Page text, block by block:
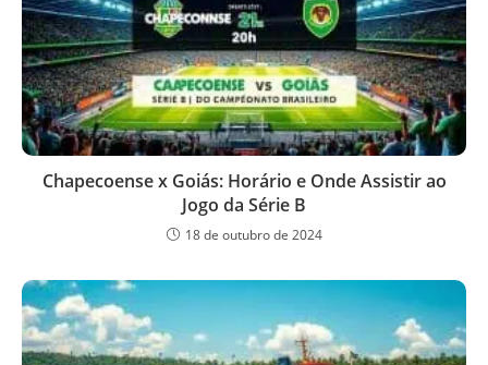
Chapecoense x Goiás: Horário e Onde Assistir ao
Jogo da Série B
18 de outubro de 2024